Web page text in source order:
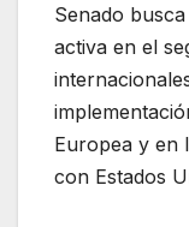
Senado
activa en el
Europea y en
con Estados